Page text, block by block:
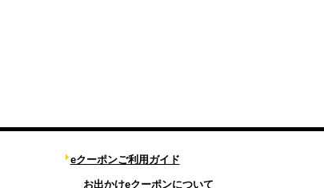
eクーポンご利用ガイド
お出かけeクーポンについて